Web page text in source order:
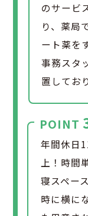
のサービ
り、薬局
ート薬を
事務スタ
置してお
POINT
年間休日
上！時間
寝スペー
時に横に